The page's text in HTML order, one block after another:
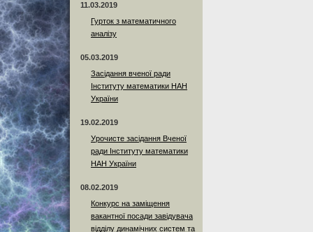
11.03.2019
Гурток з математичного
аналізу
05.03.2019
Засідання вченої ради
Інституту математики НАН
України
19.02.2019
Урочисте засідання Вченої
ради Інституту математики
НАН України
08.02.2019
Конкурс на заміщення
вакантної посади завідувача
відділу динамічних систем та